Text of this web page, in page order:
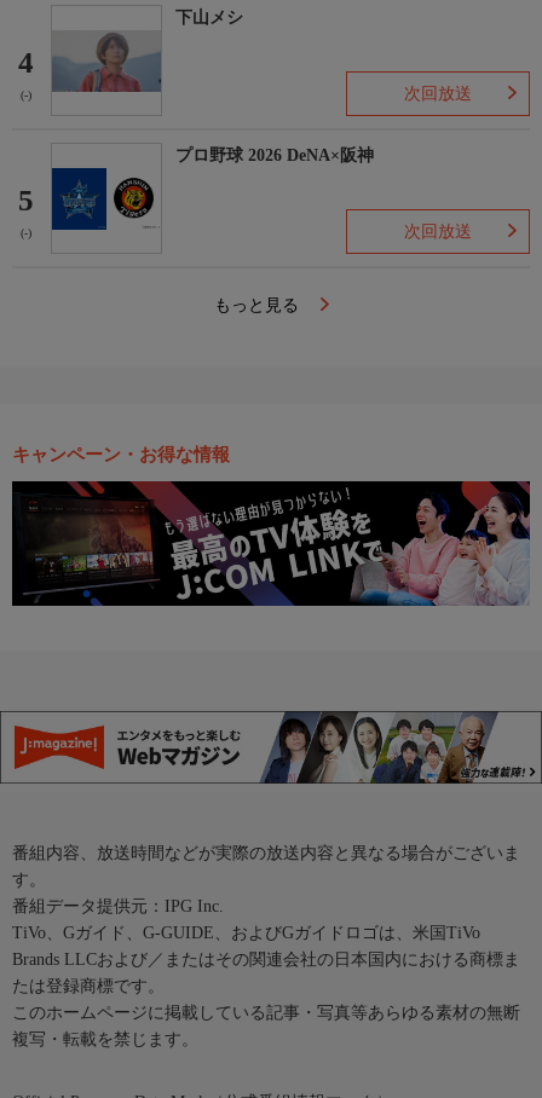
4
(-)
下山メシ
次回放送
5
(-)
プロ野球 2026 DeNA×阪神
次回放送
もっと見る
キャンペーン・お得な情報
番組内容、放送時間などが実際の放送内容と異なる場合がございま
す。
番組データ提供元：IPG Inc.
TiVo、Gガイド、G-GUIDE、およびGガイドロゴは、米国TiVo
Brands LLCおよび／またはその関連会社の日本国内における商標ま
たは登録商標です。
このホームページに掲載している記事・写真等あらゆる素材の無断
複写・転載を禁じます。